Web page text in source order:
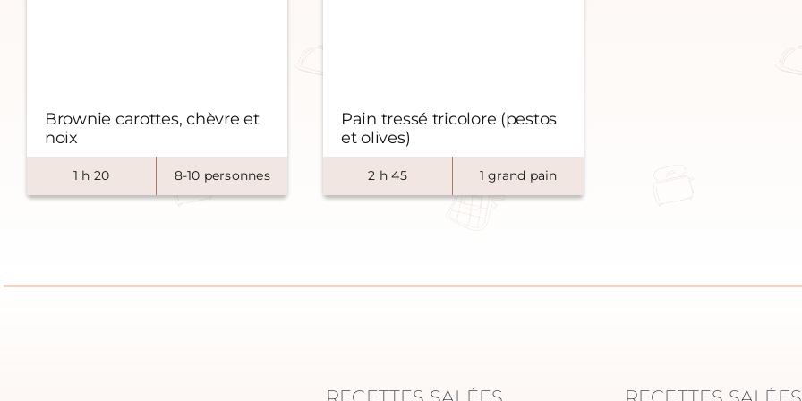
Brownie carottes, chèvre et
noix
1 h 20 8-10 personnes
Pain tressé tricolore (pestos
et olives)
2 h45 1 grand pain